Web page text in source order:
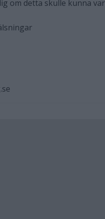
om detta skulle kunna